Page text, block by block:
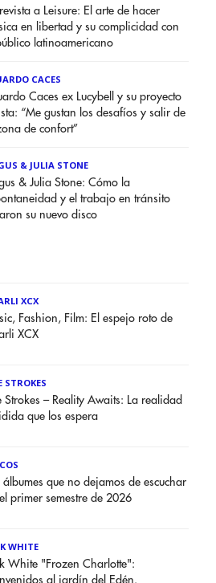
a Leisure: El arte de hacer
en libertad y su complicidad con
latinoamericano
CACES
Caces ex Lucybell y su proyecto
“Me gustan los desafíos y salir de
de confort”
& JULIA STONE
& Julia Stone: Cómo la
y el trabajo en tránsito
su nuevo disco
XCX
Fashion, Film: El espejo roto de
XCX
STROKES
Strokes – Reality Awaits: La realidad
que los espera
álbumes que no dejamos de escuchar
primer semestre de 2026
WHITE
White "Frozen Charlotte":
al jardín del Edén.